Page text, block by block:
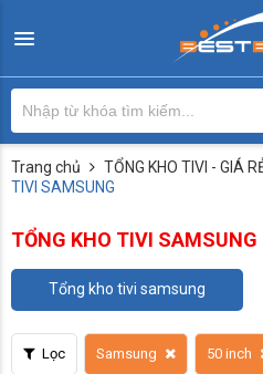
Trang chủ TỔNG KHO TIVI - GIÁ
TIVI SAMSUNG
TỔNG KHO TIVI SAMSUNG
tổng kho tivi samsung
Lọc Samsung 50 inch